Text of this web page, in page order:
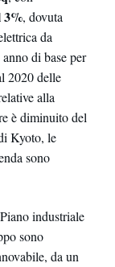
3%, dovuta
da
di base per
2020 delle
alla
è diminuito del
Kyoto, le
sono
industriale
sono
da un